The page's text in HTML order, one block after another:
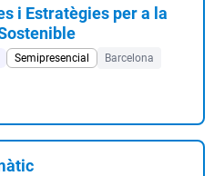
i Estratègies per a la
Semipresencial
Barcelona